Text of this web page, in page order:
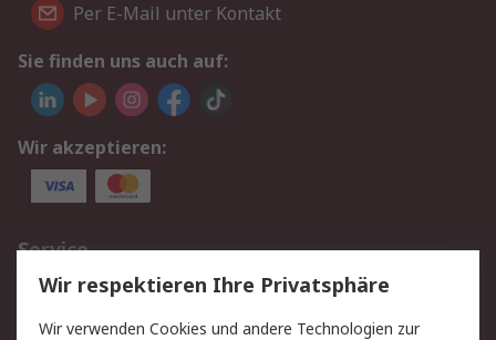
Per E-Mail unter Kontakt
Sie finden uns auch auf:
Wir akzeptieren:
Service
Value Added Services
Lieferlösungen
Rücksendungen
Kontakt
Wir respektieren Ihre Privatsphäre
Wir verwenden Cookies und andere Technologien zur